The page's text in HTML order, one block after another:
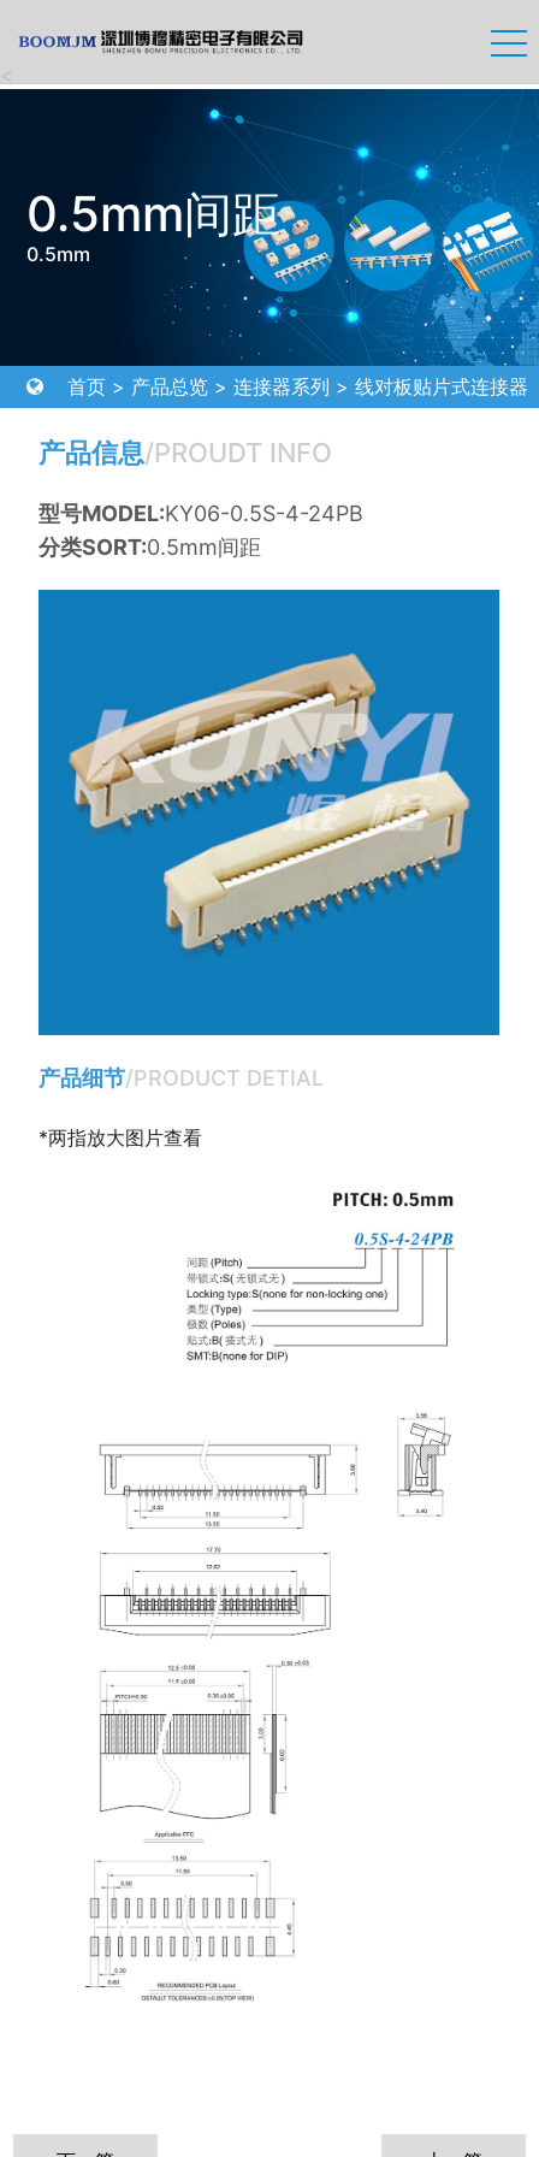
<
0.5mm间距
0.5mm
首页 > 产品总览 >连接器系列 >线对板贴片式连接器
产品信息/PROUDT INFO
型号MODEL:KY06-0.5S-4-24PB
分类SORT:0.5mm间距
产品细节/PRODUCT DETIAL
*两指放大图片查看